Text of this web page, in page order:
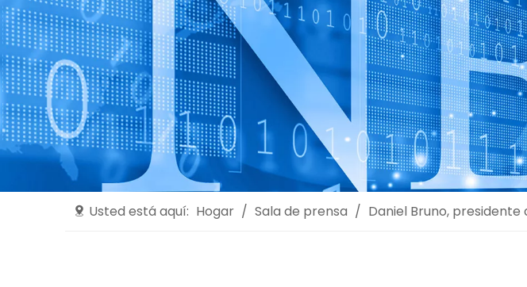
Usted está aquí: Hogar / Sala de prensa / Daniel Bruno, presidente